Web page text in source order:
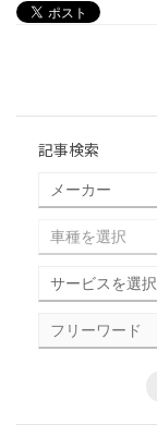
記事検索